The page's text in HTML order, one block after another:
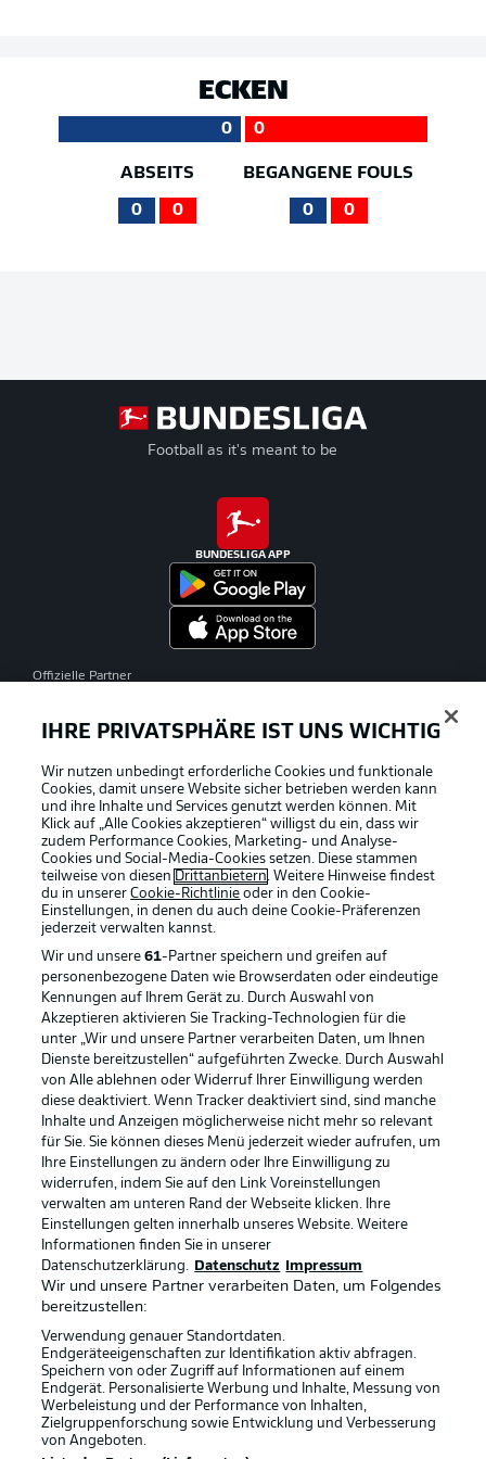
ECKEN
0 0
ABSEITS
0 0
BEGANGENE FOULS
0 0
Football as it's meant to be
BUNDESLIGA APP
Offizielle Partner
Rechtliche Hinweise Voreinstellungen verwalten
Datenschutz Nutzungsbedingungen
Broadcaster Kontakt
Jobs Impressum
Partner Spieler
Liveticker
IHRE PRIVATSPHÄRE IST UNS WICHTIG
Wir nutzen unbedingt erforderliche Cookies und funktionale
Cookies, damit unsere Website sicher betrieben werden kann
und ihre Inhalte und Services genutzt werden können. Mit
Klick auf „Alle Cookies akzeptieren“ willigst du ein, dass wir
zudem Performance Cookies, Marketing- und Analyse-
Cookies und Social-Media-Cookies setzen. Diese stammen
teilweise von diesen Drittanbietern. Weitere Hinweise findest
du in unsererCookie-Richtlinie oder in den Cookie-
Einstellungen, in denen du auch deine Cookie-Präferenzen
jederzeit verwalten kannst.
Wir und unsere61-Partner speichern und greifen auf
personenbezogene Daten wie Browserdaten oder eindeutige
Kennungen auf Ihrem Gerät zu. Durch Auswahl von
Akzeptieren aktivieren Sie Tracking-Technologien für die
unter „Wir und unsere Partner verarbeiten Daten, um Ihnen
Dienste bereitzustellen“ aufgeführten Zwecke. Durch Auswahl
von Alle ablehnen oder Widerruf Ihrer Einwilligung werden
diese deaktiviert. Wenn Tracker deaktiviert sind, sind manche
Inhalte und Anzeigen möglicherweise nicht mehr so relevant
für Sie. Sie können dieses Menü jederzeit wieder aufrufen, um
Ihre Einstellungen zu ändern oder Ihre Einwilligung zu
widerrufen, indem Sie auf den Link Voreinstellungen
verwalten am unteren Rand der Webseite klicken. Ihre
Einstellungen gelten innerhalb unseres Website. Weitere
Informationen finden Sie in unserer
Datenschutzerklärung.
Datenschutz Impressum
Wir und unsere Partner verarbeiten Daten, um Folgendes
bereitzustellen:
Verwendung genauer Standortdaten.
Endgeräteeigenschaften zur Identifikation aktiv abfragen.
Speichern von oder Zugriff auf Informationen auf einem
Endgerät. Personalisierte Werbung und Inhalte, Messung von
Werbeleistung und der Performance von Inhalten,
Zielgruppenforschung sowie Entwicklung und Verbesserung
von Angeboten.